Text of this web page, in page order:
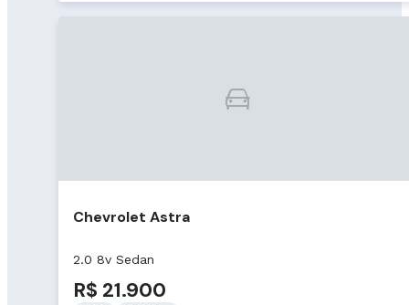
Chevrolet Astra
2.0 8v Sedan
R$ 21.900